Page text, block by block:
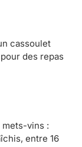
cassoulet
des repas
vins :
entre 16